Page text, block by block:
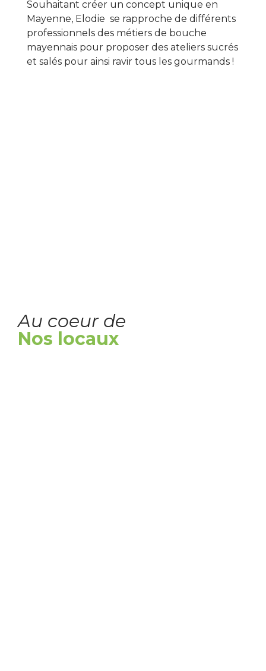
Souhaitant créer un concept unique en
Mayenne, Elodie se rapproche de différents
professionnels des métiers de bouche
mayennais pour proposer des ateliers sucrés
et salés pour ainsi ravir tous les gourmands !
Au coeur de
Nos locaux